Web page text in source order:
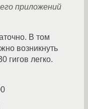
приложений
В том
возникнуть
гигов легко.